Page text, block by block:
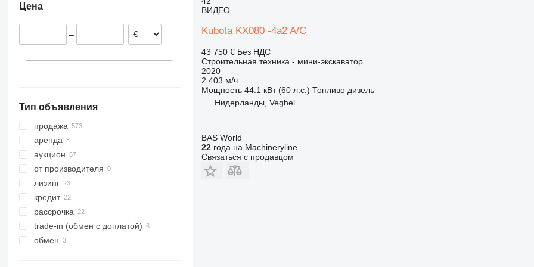
314
320
321
322
323
324
325
326
329
330
336
436
8025
8026
8030
8035
CT
JS
JZ
NXT
S-Series
TM
4069
Toucan
KX183-3
KX185
U55
U56
XZ
Испания
Литва
Цена
–
Тип объявления
продажа
аренда
аукцион
от производителя
лизинг
кредит
рассрочка
trade-in (обмен с доплатой)
обмен
ВИДЕО
Kubota KX080 -4a2 A/C
43 750 € Без НДС
Строительная техника - мини-экскаватор
2020
2 403 м/ч
Мощность 44.1 кВт (60 л.с.) Топливо дизель
Нидерланды, Veghel
BAS World
22года на Machineryline
Связаться с продавцом